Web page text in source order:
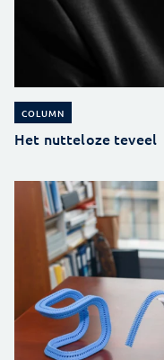
COLUMN
Het nutteloze teveel